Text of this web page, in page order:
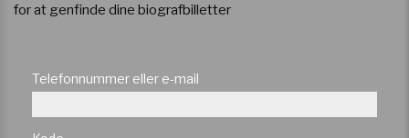
for at genfinde dine biografbilletter